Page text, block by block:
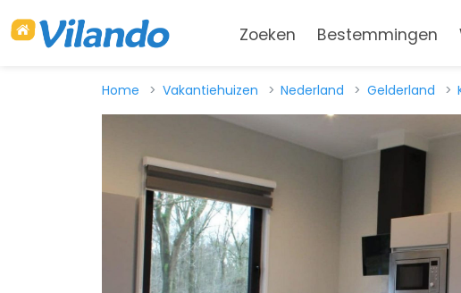
Zoeken Bestemmingen
Home Vakantiehuizen Nederland Gelderland